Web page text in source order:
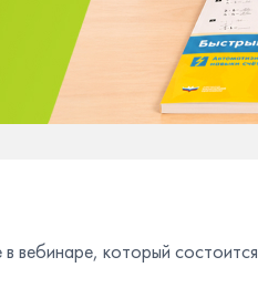
вебинаре, который состоится